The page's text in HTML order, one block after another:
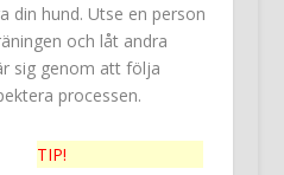
din hund. Utse en person
och låt andra
sig genom att följa
processen.
TIP!